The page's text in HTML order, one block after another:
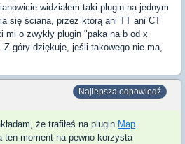
widziałem taki plugin na jednym
się ściana, przez którą ani TT ani CT
mi o zwykły plugin "paka na b od x
góry dziękuje, jeśli takowego nie ma,
Najlepsza odpowiedź
że trafiłeś na plugin Map
ten moment na pewno korzysta